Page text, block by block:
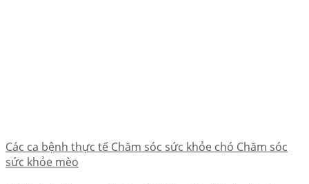
Các ca bệnh thực tế Chăm sóc sức khỏe chó Chăm sóc
sức khỏe mèo